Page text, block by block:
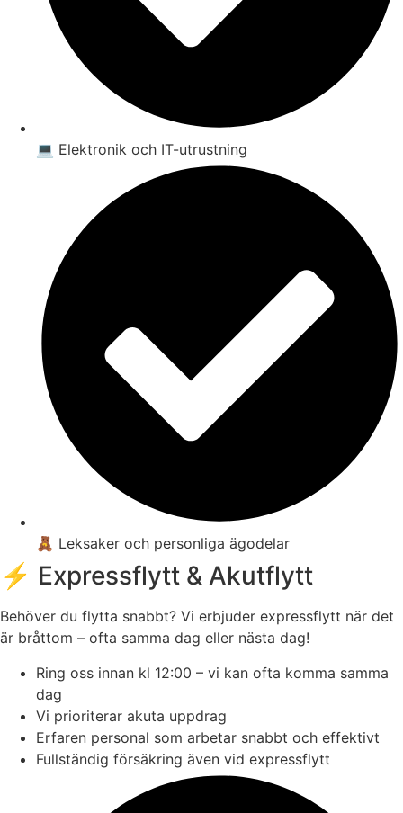
💻 Elektronik och IT-utrustning
🧸 Leksaker och personliga ägodelar
⚡ Expressflytt & Akutflytt
Behöver du flytta snabbt? Vi erbjuder expressflytt när det
är bråttom – ofta samma dag eller nästa dag!
Ring oss innan kl 12:00 – vi kan ofta komma samma
dag
Vi prioriterar akuta uppdrag
Erfaren personal som arbetar snabbt och effektivt
Fullständig försäkring även vid expressflytt